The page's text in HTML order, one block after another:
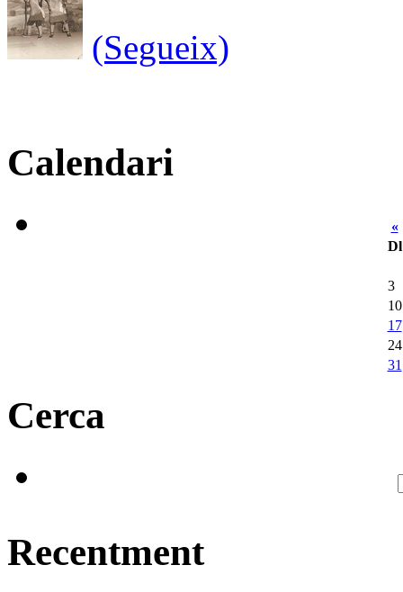
(Segueix)
Calendari
«
Dl
3
10
17
24
31
Cerca
Recentment